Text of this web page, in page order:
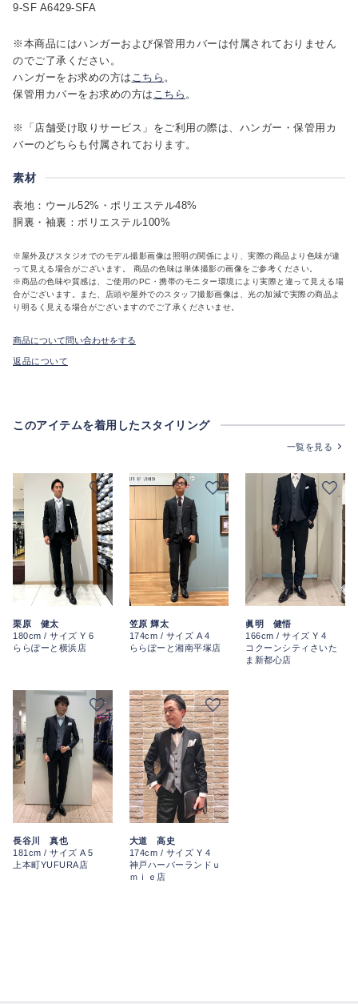
9-SF A6429-SFA
※本商品にはハンガーおよび保管用カバーは付属されておりません
のでご了承ください。
ハンガーをお求めの方は こちら 。
保管用カバーをお求めの方は こちら 。
※「店舗受け取りサービス」をご利用の際は、ハンガー・保管用カ
バーのどちらも付属されております。
素材
表地：ウール52%・ポリエステル48%
胴裏・袖裏：ポリエステル100%
※屋外及びスタジオでのモデル撮影画像は照明の関係により、実際の商品より色味が違
って見える場合がございます。 商品の色味は単体撮影の画像をご参考ください。
※商品の色味や質感は、ご使用のPC・携帯のモニター環境により実際と違って見える場
合がございます。また、店頭や屋外でのスタッフ撮影画像は、光の加減で実際の商品よ
り明るく見える場合がございますのでご了承くださいませ。
商品について問い合わせをする
返品について
このアイテムを着用したスタイリング
一覧を見る
栗原 健太
180cm / サイズ Y 6
ららぽーと横浜店
笠原 輝太
174cm / サイズ A 4
ららぽーと湘南平塚店
眞明 健悟
166cm / サイズ Y 4
コクーンシティさいた
ま新都心店
長谷川 真也
181cm / サイズ A 5
上本町YUFURA店
大道 高史
174cm / サイズ Y 4
神戸ハーバーランドｕ
ｍｉｅ店